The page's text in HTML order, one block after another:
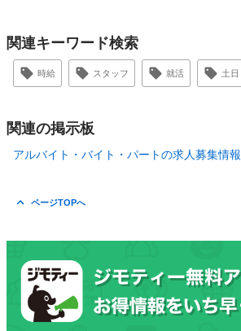
関連キーワード検索
時給 スタッフ 就活 土日
関連の掲示板
アルバイト・バイト・パートの求人募集情報
ページTOPへ